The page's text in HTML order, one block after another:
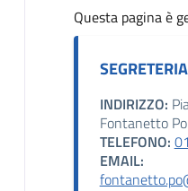
Questa pagina è
SEGRETERIA
INDIRIZZO:
Fontanetto Po
TELEFONO:
EMAIL: